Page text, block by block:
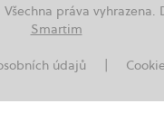
práva vyhrazena.
Smartim
údajů
|